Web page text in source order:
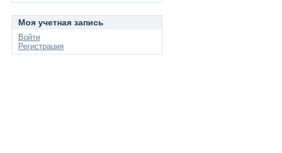
Моя учетная запись
Войти
Регистрация